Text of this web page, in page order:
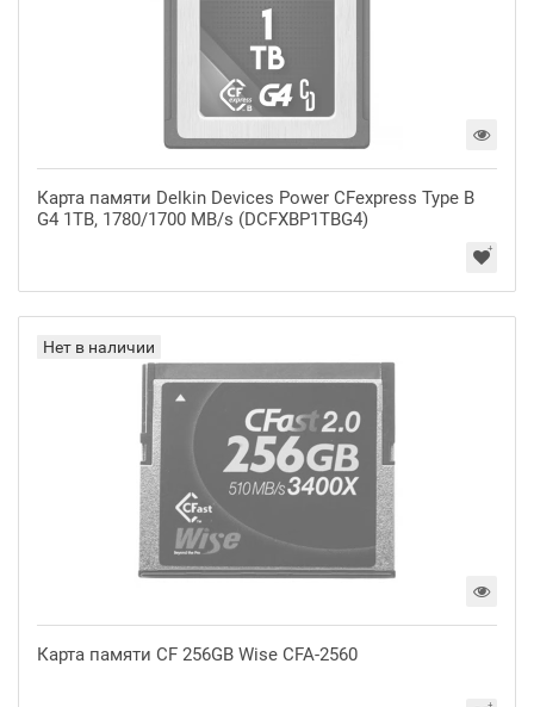
Карта памяти Delkin Devices Power CFexpress Type B
G4 1TB, 1780/1700 MB/s (DCFXBP1TBG4)
Нет в наличии
Карта памяти CF 256GB Wise CFA-2560